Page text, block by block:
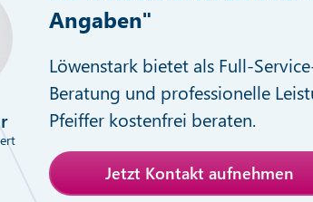
Angaben"
Löwenstark bietet als Full-
Beratung und professionelle
Pfeiffer kostenfrei beraten.
Jetzt Kontakt aufnehmen